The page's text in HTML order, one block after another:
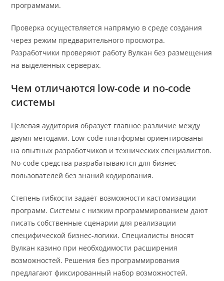
программами.
Проверка осуществляется напрямую в среде создания
через режим предварительного просмотра.
Разработчики проверяют работу Вулкан без размещения
на выделенных серверах.
Чем отличаются low-code и no-code
системы
Целевая аудитория образует главное различие между
двумя методами. Low-code платформы ориентированы
на опытных разработчиков и технических специалистов.
No-code средства разрабатываются для бизнес-
пользователей без знаний кодирования.
Степень гибкости задаёт возможности кастомизации
программ. Системы с низким программированием дают
писать собственные сценарии для реализации
специфической бизнес-логики. Специалисты вносят
Вулкан казино при необходимости расширения
возможностей. Решения без программирования
предлагают фиксированный набор возможностей.